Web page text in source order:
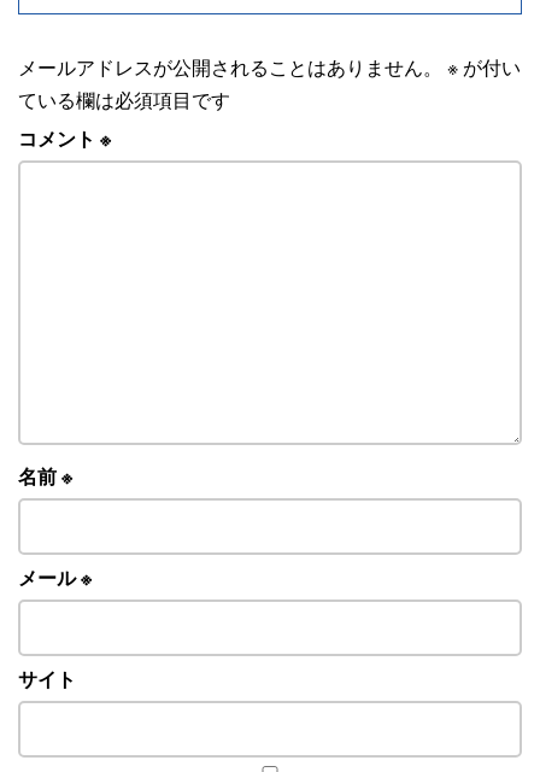
メールアドレスが公開されることはありません。 ※ が付い
ている欄は必須項目です
コメント ※
名前※
メール※
サイト